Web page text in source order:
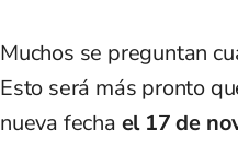
Muchos se preguntan
Esto será más pronto
nueva fecha el 17 de